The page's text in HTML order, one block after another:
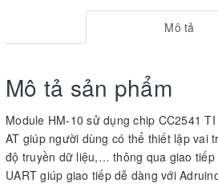
Mô tả
Mô tả sản phẩm
Module HM-10 sử dụng chip CC2541
AT giúp người dùng có thể thiết lập vai
độ truyền dữ liệu,… thông qua giao tiếp
UART giúp giao tiếp dễ dàng với